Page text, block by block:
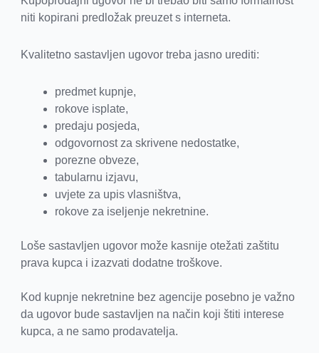
niti kopirani predložak preuzet s interneta.
Kvalitetno sastavljen ugovor treba jasno urediti:
predmet kupnje,
rokove isplate,
predaju posjeda,
odgovornost za skrivene nedostatke,
porezne obveze,
tabularnu izjavu,
uvjete za upis vlasništva,
rokove za iseljenje nekretnine.
Loše sastavljen ugovor može kasnije otežati zaštitu
prava kupca i izazvati dodatne troškove.
Kod kupnje nekretnine bez agencije posebno je važno
da ugovor bude sastavljen na način koji štiti interese
kupca, a ne samo prodavatelja.